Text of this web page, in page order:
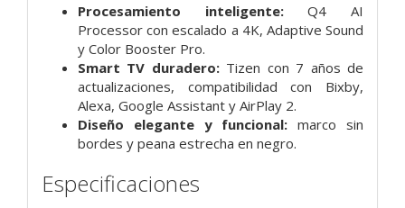
Procesamiento inteligente:Q4 AI
Processor con escalado a 4K, Adaptive Sound
y Color Booster Pro.
Smart TV duradero:Tizen con 7 años de
actualizaciones, compatibilidad con Bixby,
Alexa, Google Assistant y AirPlay 2.
Diseño elegante y funcional: marco sin
bordes y peana estrecha en negro.
Especificaciones